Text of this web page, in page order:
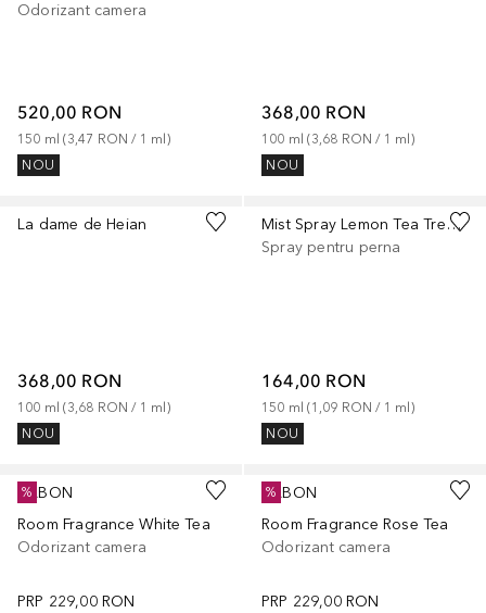
Odorizant camera
520,00 RON
150 ml (3,47 RON / 1 ml )
NOU
368,00 RON
100 ml (3,68 RON / 1 ml )
NOU
La dame de Heian
368,00 RON
100 ml (3,68 RON / 1 ml )
NOU
Mist Spray Lemon Tea Tree & Mandarin
Spray pentru perna
164,00 RON
150 ml (1,09 RON / 1 ml )
NOU
SABON
Room Fragrance White Tea
Odorizant camera
PRP 229,00 RON
%
SABON
Room Fragrance Rose Tea
Odorizant camera
PRP 229,00 RON
%